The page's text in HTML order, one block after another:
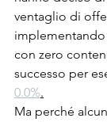
ventaglio di
con zero
successo per
0.0%.
Ma perché